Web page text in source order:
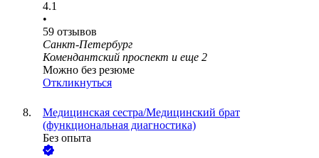
4.1
•
59 отзывов
Санкт-Петербург
Комендантский проспект и еще 2
Можно без резюме
Откликнуться
Медицинская сестра/Медицинский брат
(функциональная диагностика)
Без опыта